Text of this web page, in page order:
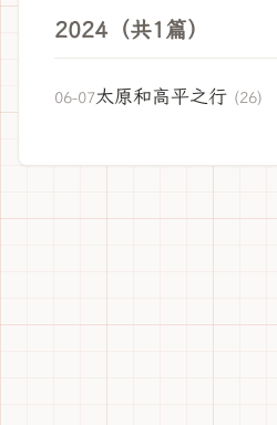
2024（共1篇）
06-07太原和高平之行 (26)